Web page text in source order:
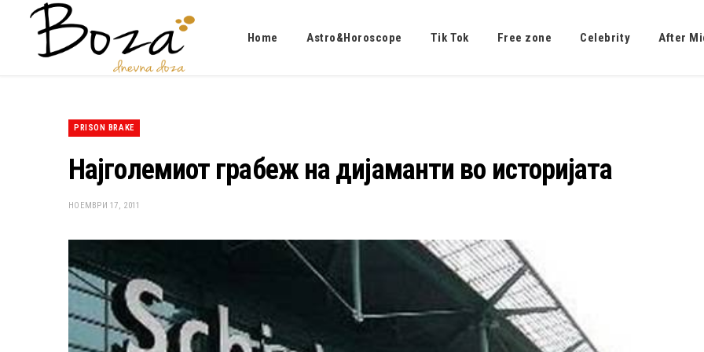
Home Astro&Horoscope Tik Tok Free zone Celebrity After
PRISON BRAKE
Најголемиот грабеж на дијаманти во историјата
НОЕМВРИ 17, 2011